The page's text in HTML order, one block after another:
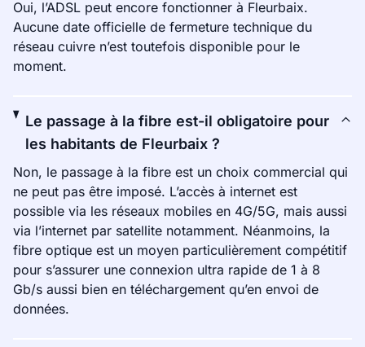
Oui, l’ADSL peut encore fonctionner à Fleurbaix.
Aucune date officielle de fermeture technique du
réseau cuivre n’est toutefois disponible pour le
moment.
Le passage à la fibre est-il obligatoire pour
les habitants de Fleurbaix ?
Non, le passage à la fibre est un choix commercial qui
ne peut pas être imposé. L’accès à internet est
possible via les réseaux mobiles en 4G/5G, mais aussi
via l’internet par satellite notamment. Néanmoins, la
fibre optique est un moyen particulièrement compétitif
pour s’assurer une connexion ultra rapide de 1 à 8
Gb/s aussi bien en téléchargement qu’en envoi de
données.